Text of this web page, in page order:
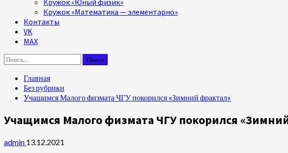
Кружок «Юный физик»
Кружок «Математика — элементарно»
Контакты
VK
MAX
Найти:
Главная
Без рубрики
Учащимся Малого физмата ЧГУ покорился «Зимний фрактал»
Учащимся Малого физмата ЧГУ покорился
admin 13.12.2021